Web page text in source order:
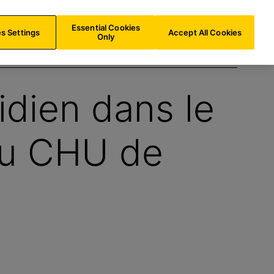
CH/FR
dans le
CHU de
Settings
Essential Cookies
Only
Accept All Cookies